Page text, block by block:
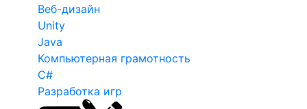
Веб-дизайн
Unity
Java
Компьютерная грамотность
C#
Разработка игр